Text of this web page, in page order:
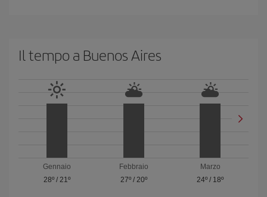
Il tempo a Buenos Aires
Gennaio
28º/ 21º
Febbraio
27º/ 20º
Marzo
24º / 18º